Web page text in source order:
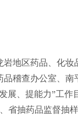
区药品、化妆品
稽查办公室、南
展、提能力”工
省抽药品监督抽